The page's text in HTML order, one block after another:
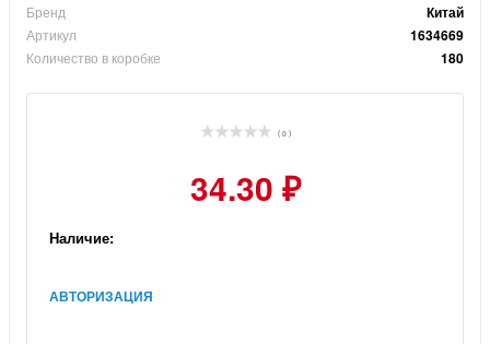
Бренд Китай
Артикул 1634669
Количество в коробке 180
( 0 )
34.30 ₽
Наличие:
АВТОРИЗАЦИЯ